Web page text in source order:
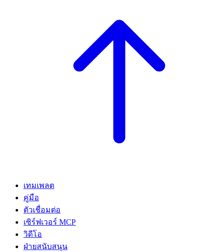
เทมเพลต
คู่มือ
ตัวเชื่อมต่อ
เซิร์ฟเวอร์ MCP
วิดีโอ
ฝ่ายสนับสนุน